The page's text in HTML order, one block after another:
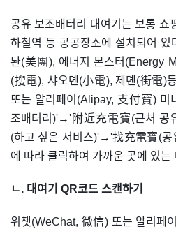
공유 보조배터리 대여기는 보통 쇼
하철역 등 공공장소에 설치되어 있
퇀(美團), 에너지 몬스터(Energy
(搜電), 샤오뎬(小電), 제뎬(街電)
또는 알리페이(Alipay, 支付寶) 미
조배터리)'→'附近充電寶(근처 공
(하고 싶은 서비스)'→'找充電寶(공
에 따라 클릭하여 가까운 곳에 있는
ㄴ. 대여기 QR코드 스캔하기
위챗(WeChat, 微信) 또는 알리페